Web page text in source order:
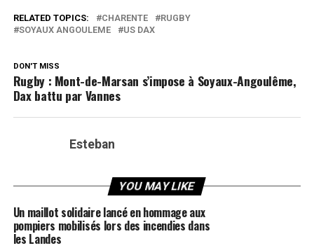
RELATED TOPICS: CHARENTE
RUGBY
SOYAUX ANGOULEME
US DAX
DON'T MISS
Rugby : Mont-de-Marsan s’impose à Soyaux-Angoulême,
Dax battu par Vannes
Esteban
YOU MAY LIKE
Un maillot solidaire lancé en hommage aux
pompiers mobilisés lors des incendies dans
les Landes